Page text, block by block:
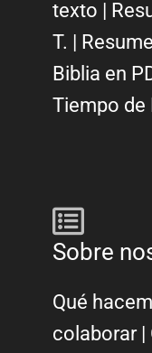
texto
T.
Biblia en
Tiempo de
Sobre
Qué
colaborar|